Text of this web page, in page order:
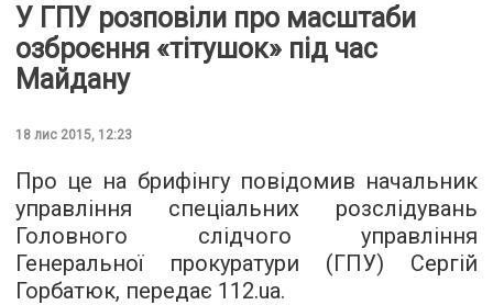
У ГПУ розповіли про масштаби
озброєння «тітушок» під час
Майдану
18 лис 2015, 12:23
Про це на брифінгу повідомив начальник
управління спеціальних розслідувань
Головного слідчого управління
Генеральної прокуратури (ГПУ) Сергій
Горбатюк, передає 112.ua.